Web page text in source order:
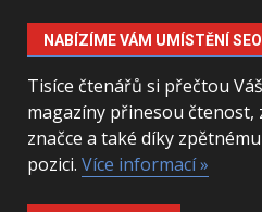
NABÍZÍME VÁM UMÍSTĚNÍ
Tisíce čtenářů si přečtou
magazíny přinesou čtenost,
značce a také díky
pozici. Více informací »